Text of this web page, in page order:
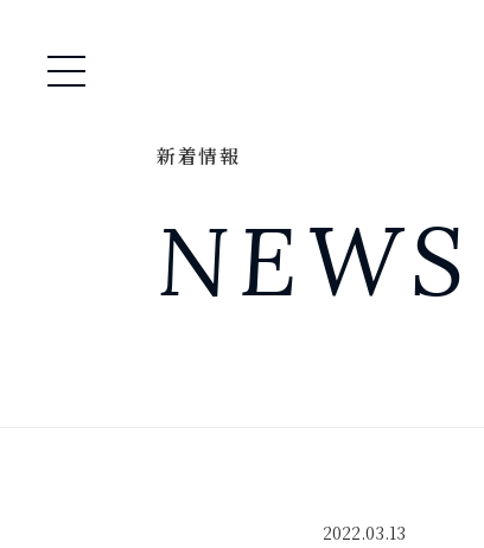
メニュー開閉
新着情報
NEWS
2022.03.13